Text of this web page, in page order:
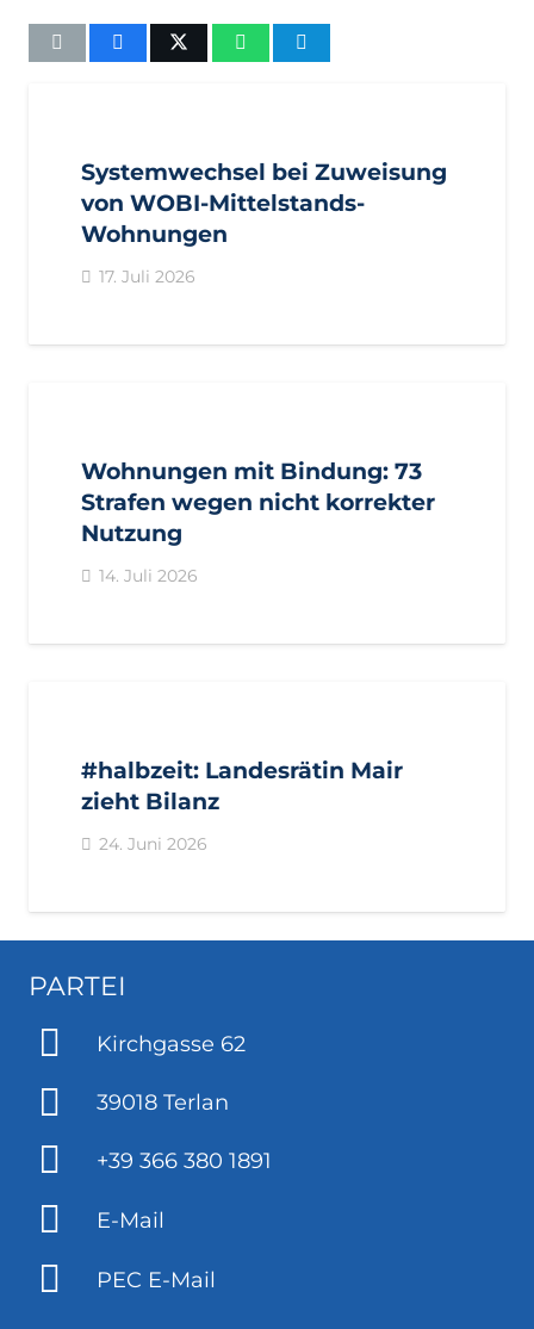
Systemwechsel bei Zuweisung
von WOBI-Mittelstands-
Wohnungen
17. Juli 2026
Wohnungen mit Bindung: 73
Strafen wegen nicht korrekter
Nutzung
14. Juli 2026
#halbzeit: Landesrätin Mair
zieht Bilanz
24. Juni 2026
PARTEI
Kirchgasse 62
39018 Terlan
+39 366 380 1891
E-Mail
PEC E-Mail